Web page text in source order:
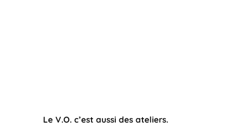
Le V.O. c’est aussi des ateliers.